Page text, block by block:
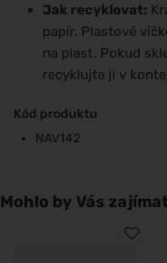
Jak recyklovat:
papír. Plastové
na plast. Pokud
recyklujte ji v
Kód produktu
NAV142
Mohlo by Vás